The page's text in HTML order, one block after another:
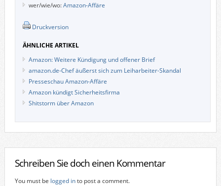
wer/wie/wo:Amazon-Affäre
Druckversion
ÄHNLICHE ARTIKEL
Amazon: Weitere Kündigung und offener Brief
amazon.de-Chef äußerst sich zum Leiharbeiter-Skandal
Presseschau Amazon-Affäre
Amazon kündigt Sicherheitsfirma
Shitstorm über Amazon
Schreiben Sie doch einen Kommentar
You must be logged into post a comment.